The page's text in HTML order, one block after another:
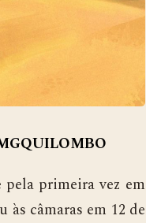
primeira vez em
câmaras em 12 de